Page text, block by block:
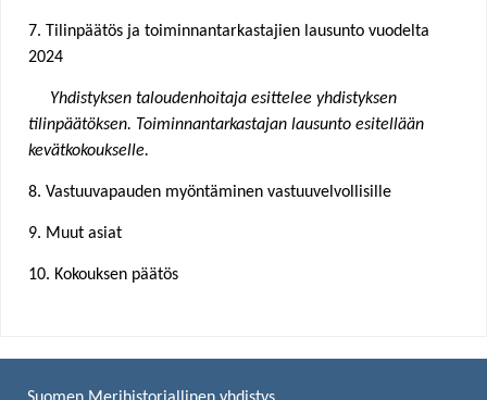
7. Tilinpäätös ja toiminnantarkastajien lausunto vuodelta
2024
Yhdistyksen taloudenhoitaja esittelee yhdistyksen
tilinpäätöksen. Toiminnantarkastajan lausunto esitellään
kevätkokoukselle.
8. Vastuuvapauden myöntäminen vastuuvelvollisille
9. Muut asiat
10. Kokouksen päätös